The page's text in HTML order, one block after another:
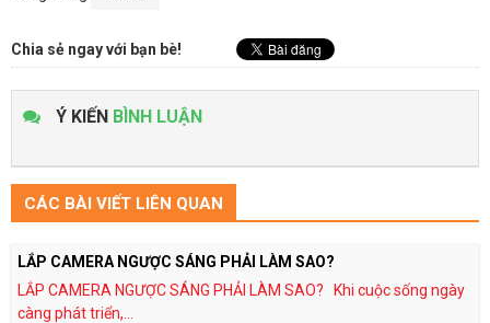
Chia sẻ ngay với bạn bè!
Ý KIẾN BÌNH LUẬN
CÁC BÀI VIẾT LIÊN QUAN
LẮP CAMERA NGƯỢC SÁNG PHẢI LÀM SAO?
LẮP CAMERA NGƯỢC SÁNG PHẢI LÀM SAO? Khi cuộc sống ngày
càng phát triển,...